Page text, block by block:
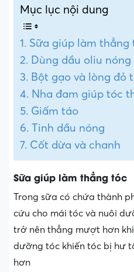
Mục lục nội dung
Sữa giúp làm thẳng
Dùng dầu oliu nóng
Bột gạo và lòng đỏ
Nha đam giúp tóc
Giấm táo
Tinh dầu nóng
Cốt dừa và chanh
Sữa giúp làm thẳng tóc
Trong sữa có chứa thành
cứu cho mái tóc và nuôi
trở nên thẳng mượt hơn
dưỡng tóc khiến tóc bị hư
hơn